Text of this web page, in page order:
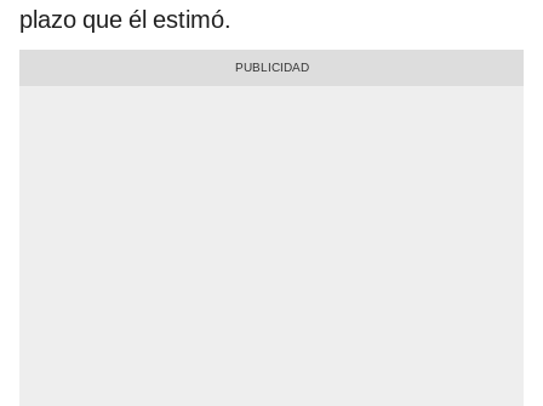
plazo que él estimó.